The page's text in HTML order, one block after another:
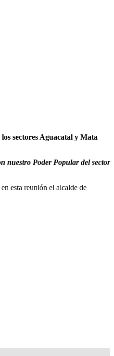
sectores Aguacatal y Mata
nuestro Poder Popular del sector
esta reunión el alcalde de